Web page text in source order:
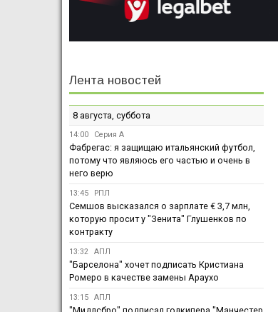
Лента новостей
8 августа, суббота
14:00 Серия А
Фабрегас: я защищаю итальянский футбол,
потому что являюсь его частью и очень в
него верю
13:45 РПЛ
Семшов высказался о зарплате € 3,7 млн,
которую просит у "Зенита" Глушенков по
контракту
13:32 АПЛ
"Барселона" хочет подписать Кристиана
Ромеро в качестве замены Араухо
13:15 АПЛ